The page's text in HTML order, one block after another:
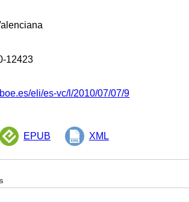
12423
eli/es-vc/l/2010/07/07/9
EPUB XML